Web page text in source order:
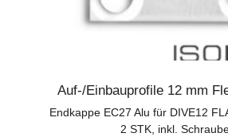
Auf-/Einbauprofile 12 mm
Endkappe EC27 Alu für DIVE12
2 STK, inkl.